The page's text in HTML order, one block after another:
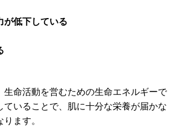
が低下している
生命活動を営むための生命エネルギーで
ていることで、肌に十分な栄養が届かな
ます。